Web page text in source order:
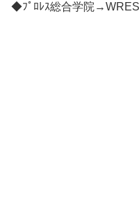
◆ﾌﾟﾛﾚｽ総合学院